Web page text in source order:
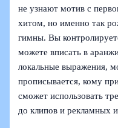
не узнают мотив с
хитом, но именно так
гимны. Вы
можете вписать в
локальные выражения,
прописывается, кому
сможет использовать
до клипов и рекламных